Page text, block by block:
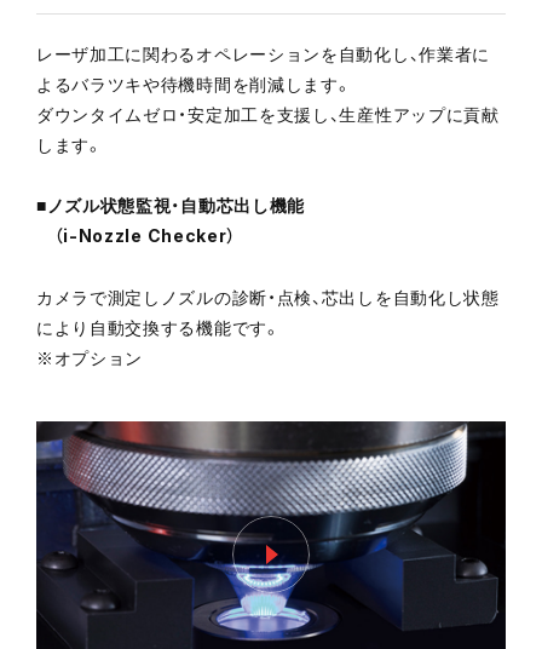
レーザ加工に関わるオペレーションを自動化し、作業者に
よるバラツキや待機時間を削減します。
ダウンタイムゼロ・安定加工を支援し、生産性アップに貢献
します。
■ノズル状態監視・自動芯出し機能
（i-Nozzle Checker）
カメラで測定しノズルの診断・点検、芯出しを自動化し状態
により自動交換する機能です。
※オプション